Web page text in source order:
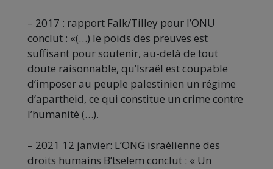
– 2017 : rapport Falk/Tilley pour l’ONU
conclut : «(…) le poids des preuves est
suffisant pour soutenir, au-delà de tout
doute raisonnable, qu’Israël est coupable
d’imposer au peuple palestinien un régime
d’apartheid, ce qui constitue un crime contre
l’humanité (…).
– 2021 12 janvier: L’ONG israélienne des
droits humains B’tselem conclut : « Un